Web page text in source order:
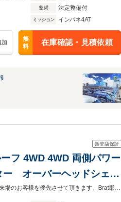
整備 法定整備付
ミッション インパネ4AT
加
無
料
在庫確認・見積依頼
販売店保証
フ 4WD 4WD 両側パワー
オーバーヘッドシェル
トフォグランプ 衝突被